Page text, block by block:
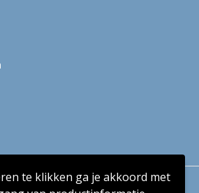
te klikken ga je akkoord met